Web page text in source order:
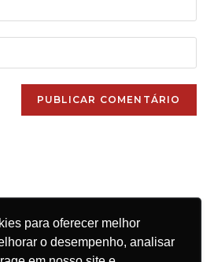
para oferecer melhor
o desempenho, analisar